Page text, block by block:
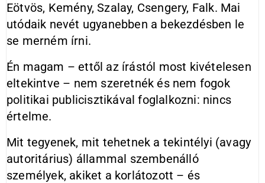
Eötvös, Kemény, Szalay, Csengery, Falk. Mai
utódaik nevét ugyanebben a bekezdésben le
se merném írni.
Én magam – ettől az írástól most kivételesen
eltekintve – nem szeretnék és nem fogok
politikai publicisztikával foglalkozni: nincs
értelme.
Mit tegyenek, mit tehetnek a tekintélyi (avagy
autoritárius) állammal szembenálló
személyek, akiket a korlátozott – és